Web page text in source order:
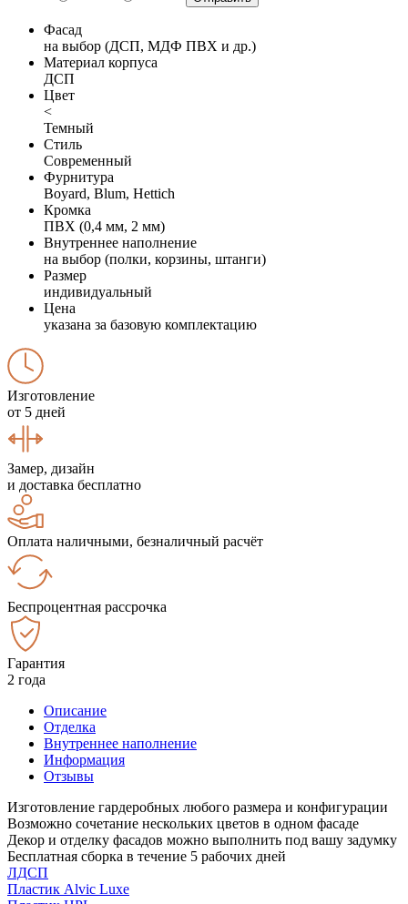
Фасад
на выбор (ДСП, МДФ ПВХ и др.)
Материал корпуса
ДСП
Цвет
<
Темный
Стиль
Современный
Фурнитура
Boyard, Blum, Hettich
Кромка
ПВХ (0,4 мм, 2 мм)
Внутреннее наполнение
на выбор (полки, корзины, штанги)
Размер
индивидуальный
Цена
указана за базовую комплектацию
Изготовление
от 5 дней
Замер, дизайн
и доставка бесплатно
Оплата наличными, безналичный расчёт
Беспроцентная рассрочка
Гарантия
2 года
Описание
Отделка
Внутреннее наполнение
Информация
Отзывы
Изготовление гардеробных любого размера и конфигурации
Возможно сочетание нескольких цветов в одном фасаде
Декор и отделку фасадов можно выполнить под вашу задумку
Бесплатная сборка в течение 5 рабочих дней
ЛДСП
Пластик Alvic Luxe